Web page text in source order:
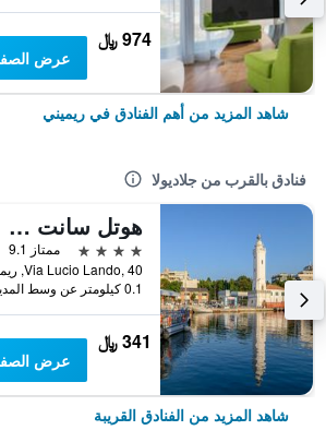
974 ﷼
عرض
شاهد المزيد من أهم الفنادق في ريميني
فنادق بالقرب من جلاديولا
هوتل سانت جريجوري بارك
4 نجوم
ممتاز 9.1
0.1 كيلومتر عن وسط المدينة
341 ﷼
عرض
شاهد المزيد من الفنادق القريبة